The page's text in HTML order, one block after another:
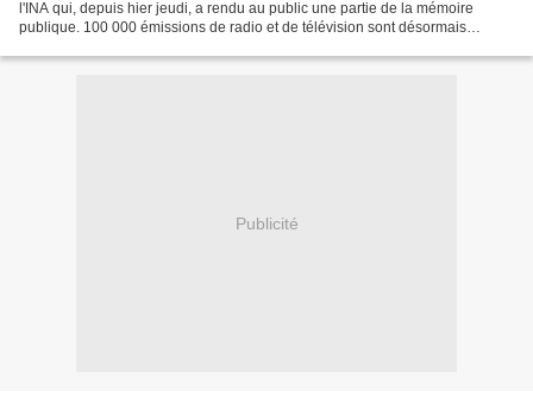
l'INA qui, depuis hier jeudi, a rendu au public une partie de la mémoire
publique. 100 000 émissions de radio et de télévision sont désormais
Publicité